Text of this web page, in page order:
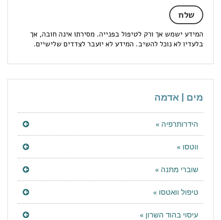
המידע ישמש אך ורק לטיפול בפנייה. מסירתו אינה חובה, אך
בלעדיו לא נוכל להשיב. המידע לא יועבר לצדדים שלישיים.
מים | אדמה
הידרותרפיה »
ווטסו »
שוברי מתנה »
טיפול וואטסו »
עיסוי בהוד השרון »